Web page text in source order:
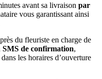
avant sa livraison par
vous garantissant ainsi
du fleuriste en charge de
SMS de confirmation,
les horaires d’ouverture